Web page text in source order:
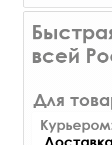
всей
Для